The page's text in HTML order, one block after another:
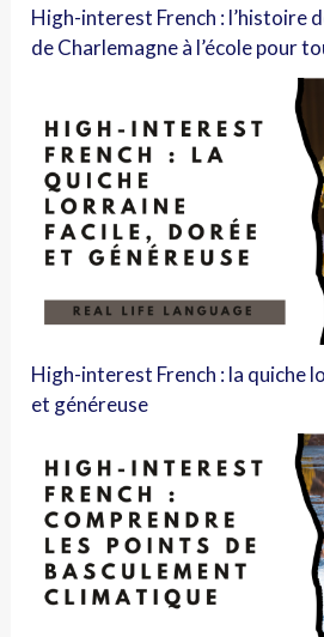
High-interest French : l’histoire
de Charlemagne à l’école pour
High-interest French : la quiche
et généreuse